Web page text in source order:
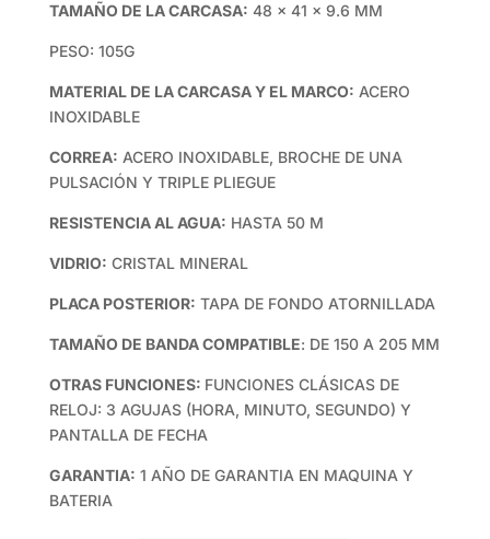
TAMAÑO DE LA CARCASA: 48 × 41 × 9.6 MM
PESO: 105G
MATERIAL DE LA CARCASA Y EL MARCO: ACERO
INOXIDABLE
CORREA: ACERO INOXIDABLE, BROCHE DE UNA
PULSACIÓN Y TRIPLE PLIEGUE
RESISTENCIA AL AGUA: HASTA 50 M
VIDRIO: CRISTAL MINERAL
PLACA POSTERIOR: TAPA DE FONDO ATORNILLADA
TAMAÑO DE BANDA COMPATIBLE: DE 150 A 205 MM
OTRAS FUNCIONES: FUNCIONES CLÁSICAS DE
RELOJ: 3 AGUJAS (HORA, MINUTO, SEGUNDO) Y
PANTALLA DE FECHA
GARANTIA: 1 AÑO DE GARANTIA EN MAQUINA Y
BATERIA